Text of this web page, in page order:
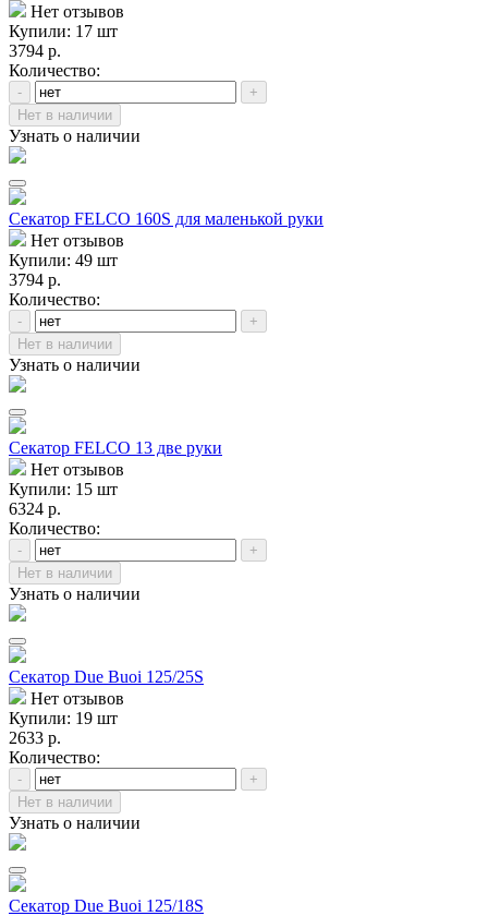
Нет отзывов
Купили: 17 шт
3794 р.
Количество:
-
+
Нет в наличии
Узнать о наличии
Секатор FELCO 160S для маленькой руки
Нет отзывов
Купили: 49 шт
3794 р.
Количество:
-
+
Нет в наличии
Узнать о наличии
Секатор FELCO 13 две руки
Нет отзывов
Купили: 15 шт
6324 р.
Количество:
-
+
Нет в наличии
Узнать о наличии
Секатор Due Buoi 125/25S
Нет отзывов
Купили: 19 шт
2633 р.
Количество:
-
+
Нет в наличии
Узнать о наличии
Секатор Due Buoi 125/18S